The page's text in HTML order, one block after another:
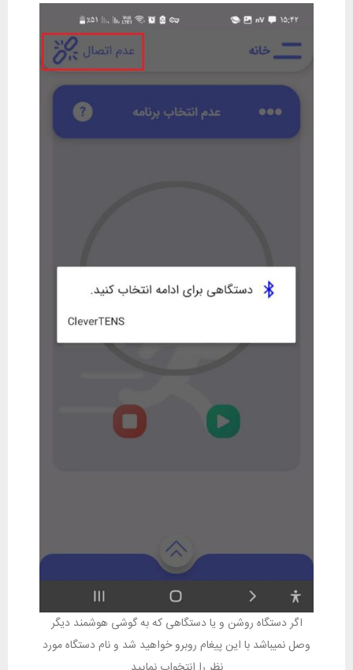
اگر دستگاه روشن و یا دستگاهی که به گوشی هوشمند دیگر
وصل نمیباشد با این پیغام روبرو خواهید شد و نام دستگاه مورد